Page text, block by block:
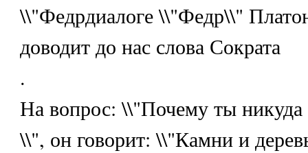
\\"Федрдиалоге \\"Федр\\"
доводит до нас слова Сократа
.
На вопрос: \\"Почему ты никуда
\\", он говорит: \\"Камни и